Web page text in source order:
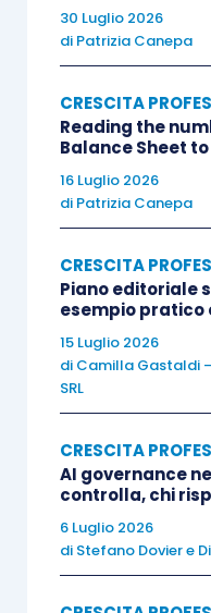
concentrano sui
esperienziale è
partecipanti ad
e di debolezza
potenziamento
comprensione e
personali,
quello professionale.
30 Luglio 2026
di Patrizia Canepa
CRESCITA
Reading the
Balance Sheet
16 Luglio 2026
di Patrizia Canepa
CRESCITA
Piano editoriale
esempio pratico
15 Luglio 2026
di Camilla Gastaldi
SRL
CRESCITA
AI governance
controlla, chi
6 Luglio 2026
di Stefano Doviere